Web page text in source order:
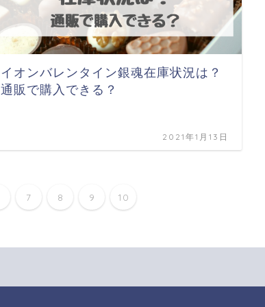
イオンバレンタイン銀魂在庫状況は？
通販で購入できる？
2021年1月13日
7 8 9 10